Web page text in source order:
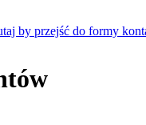
by przejść do formy